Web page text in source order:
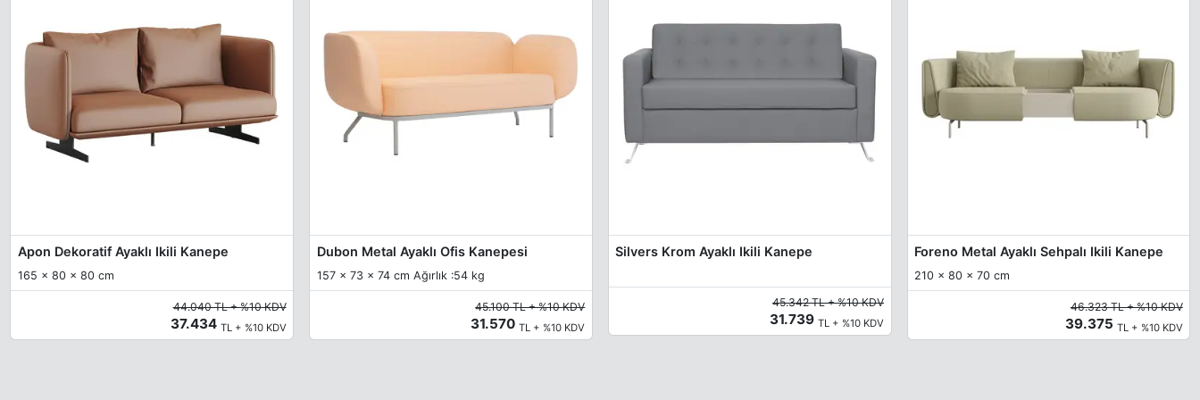
Apon Dekoratif Ayaklı Ikili Kanepe
165 x 80 x 80 cm
44.040 TL + %10 KDV
37.434 TL + %10 KDV
Dubon Metal Ayaklı Ofis Kanepesi
157 x 73 x 74 cm Ağırlık :54 kg
45.100 TL + %10 KDV
31.570TL + %10 KDV
Silvers Krom Ayaklı Ikili Kanepe
45.342 TL + %10 KDV
31.739TL + %10 KDV
Foreno Metal Ayaklı Sehpalı Ikili Kanepe
210 x 80 x 70 cm
46.323 TL + %10 KDV
39.375 TL + %10 KDV